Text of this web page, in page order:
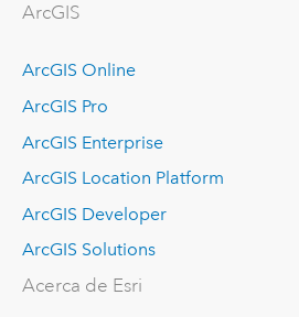
ArcGIS
ArcGIS Online
ArcGIS Pro
ArcGIS Enterprise
ArcGIS Location Platform
ArcGIS Developer
ArcGIS Solutions
Acerca de Esri